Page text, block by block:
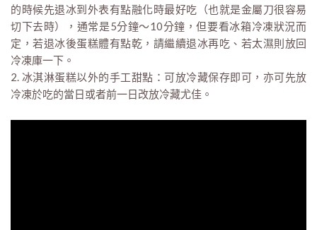
的時候先退冰到外表有點融化時最好吃（也就是金屬刀很容易
切下去時），通常是5分鐘～10分鐘，但要看冰箱冷凍狀況而
定，若退冰後蛋糕體有點乾，請繼續退冰再吃、若太濕則放回
冷凍庫一下。
2. 冰淇淋蛋糕以外的手工甜點：可放冷藏保存即可，亦可先放
冷凍於吃的當日或者前一日改放冷藏尤佳。